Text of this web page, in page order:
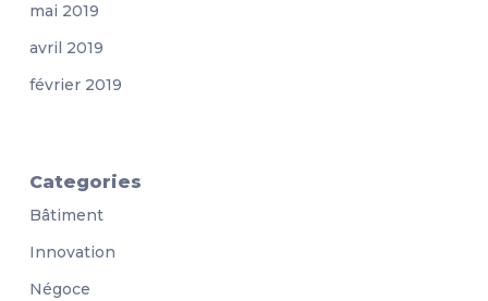
mai 2019
avril 2019
février 2019
Categories
Bâtiment
Innovation
Négoce